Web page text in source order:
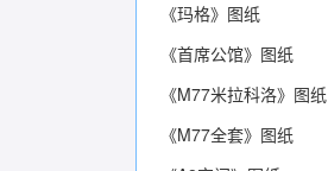
《玛格》图纸
《首席公馆》图纸
《M77米拉科洛》图纸
《M77全套》图纸